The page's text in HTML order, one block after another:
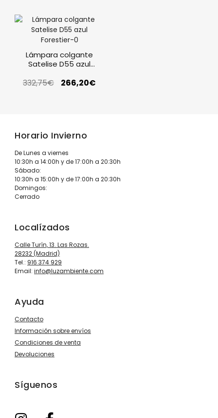
Lámpara colgante
Satelise D55 azul
332,75€ 266,20€
Horario Invierno
De Lunes a viernes
10:30h a 14:00h y de 17:00h a 20:30h
Sábado:
10:30h a 15:00h y de 17:00h a 20:30h
Domingos:
Cerrado
Localízados
Calle Turín, 13. Las Rozas.
28232 (Madrid)
Tel.: 916 374 929
Email: info@luzambiente.com
Ayuda
Contacto
Información sobre envíos
Condiciones de venta
Devoluciones
Síguenos